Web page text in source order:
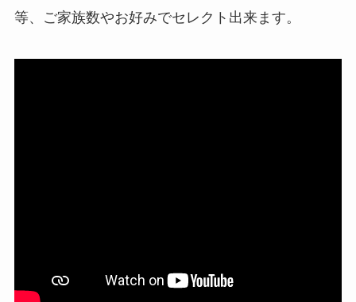
等、ご家族数やお好みでセレクト出来ます。